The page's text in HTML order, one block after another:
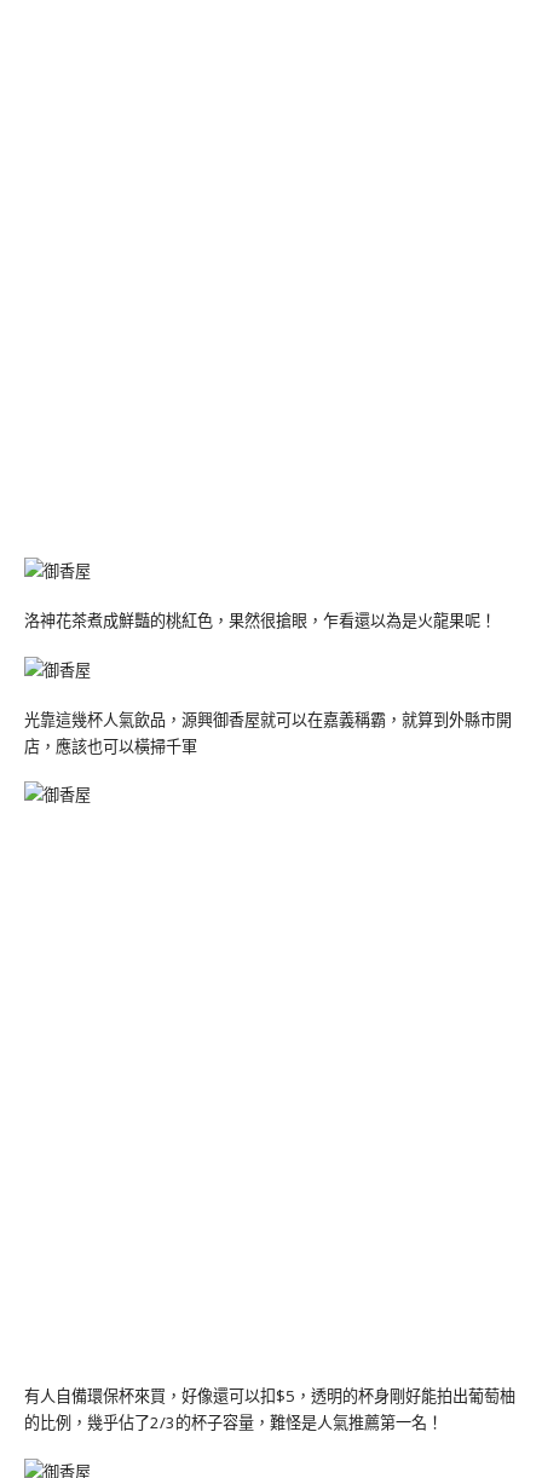
洛神花茶煮成鮮豔的桃紅色，果然很搶眼，乍看還以為是火龍果呢！
光靠這幾杯人氣飲品，源興御香屋就可以在嘉義稱霸，就算到外縣市開
店，應該也可以橫掃千軍
有人自備環保杯來買，好像還可以扣$5，透明的杯身剛好能拍出葡萄柚
的比例，幾乎佔了2/3的杯子容量，難怪是人氣推薦第一名！